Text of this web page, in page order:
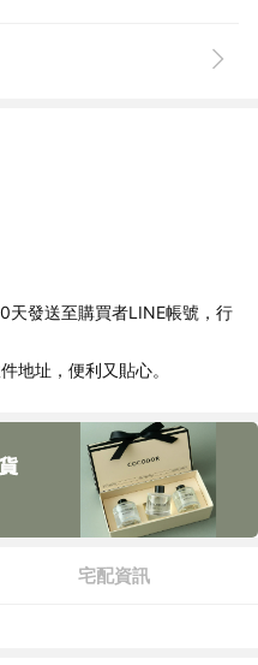
天發送至購買者LINE帳號，行
地址，便利又貼心。
宅配資訊